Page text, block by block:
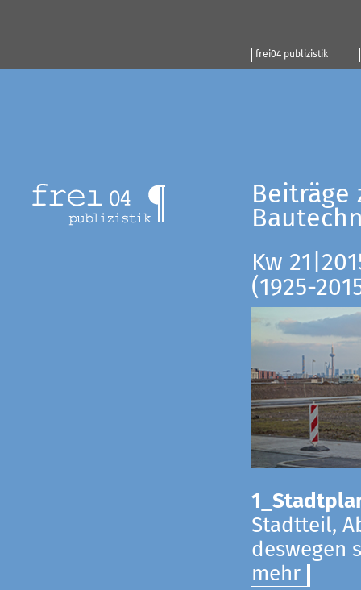
frei04 publizistik
Beiträge
Kw
(1925-
Stadtteil,
deswegen
mehr